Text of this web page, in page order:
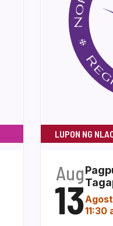
LUPON NG
Aug
1311:30